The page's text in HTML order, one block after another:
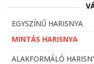
EGYSZÍNŰ HARISNYA
MINTÁS HARISNYA
ALAKFORMÁLÓ